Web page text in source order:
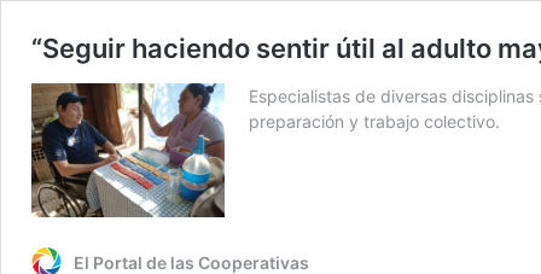
“Seguir haciendo sentir útil al adulto
Especialistas de diversas
preparación y trabajo colectivo.
El Portal de las Cooperativas